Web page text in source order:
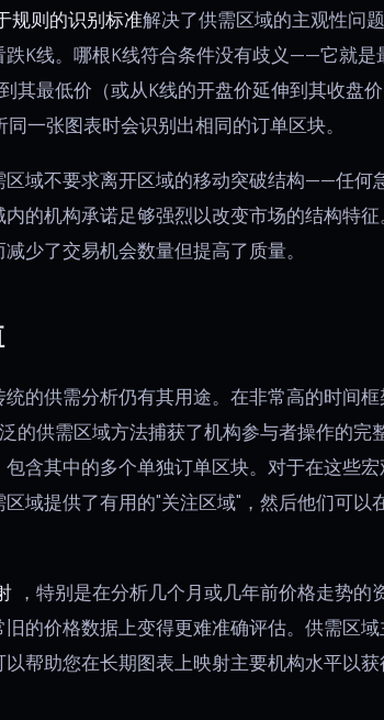
规则的识别标准解决了供需区域的主观性问
跌K线。哪根K线符合条件没有歧义——它就
其最低价（或从K线的开盘价延伸到其收盘
一张图表时会识别出相同的订单区块。
域不要求离开区域的移动突破结构——任何
的机构承诺足够强烈以改变市场的结构特
少了交易机会数量但提高了质量。
的供需分析仍有其用途。在非常高的时间
的供需区域方法捕获了机构参与者操作的完
含其中的多个单独订单区块。对于在这些
域提供了有用的"关注区域"，然后他们可以
，特别是在分析几个月或几年前价格走势
的价格数据上变得更难准确评估。供需区
帮助您在长期图表上映射主要机构水平以获